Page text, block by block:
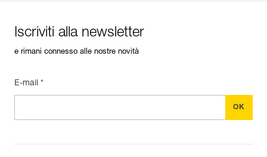
Iscriviti alla newsletter
e rimani connesso alle nostre novità
E-mail *